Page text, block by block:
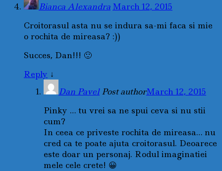
Bianca Alexandra March 12, 2015
Croitorasul asta nu se indura sa-mi faca si mie
o rochita de mireasa? :))
Succes, Dan!!! 🙂
Reply ↓
Dan Pavel Post authorMarch 12, 2015
Pinky … tu vrei sa ne spui ceva si nu stii
cum?
In ceea ce priveste rochita de mireasa… nu
cred ca te poate ajuta croitorasul. Deoarece
este doar un personaj. Rodul imaginatiei
mele cele crete! 😀